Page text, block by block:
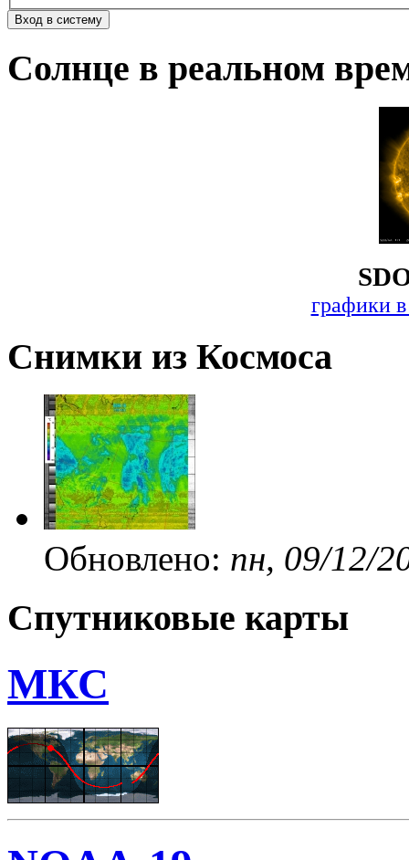
Солнце в реальном
графики
Снимки из Космоса
Обновлено: пн, 09/12/
Спутниковые карты
МКС